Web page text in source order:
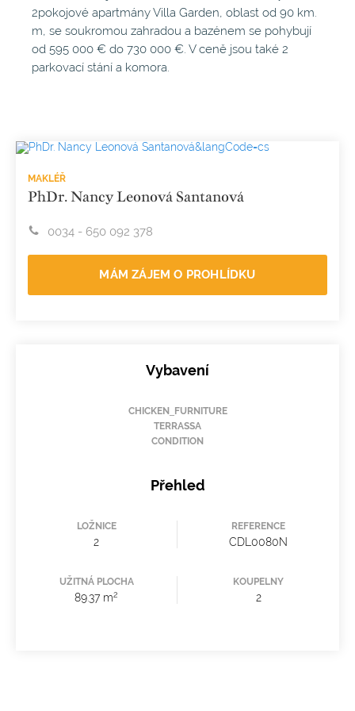
2pokojové apartmány Villa Garden, oblast od 90 km.
m, se soukromou zahradou a bazénem se pohybují
od 595 000 € do 730 000 €. V ceně jsou také 2
parkovací stání a komora.
MAKLÉŘ
PhDr. Nancy Leonová Santanová
0034 - 650 092 378
MÁM ZÁJEM O PROHLÍDKU
Vybavení
CHICKEN_FURNITURE
TERRASSA
CONDITION
Přehled
LOŽNICE
2
REFERENCE
CDL0080N
UŽITNÁ PLOCHA
89.37 m2
KOUPELNY
2